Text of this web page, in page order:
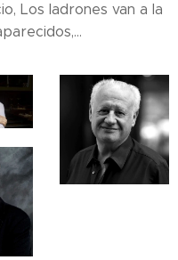
Los ladrones van a la